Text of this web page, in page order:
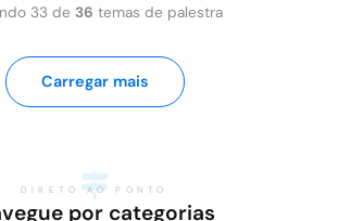
33 de 36 temas de palestra
Carregar mais
DIRETO AO PONTO
por categorias